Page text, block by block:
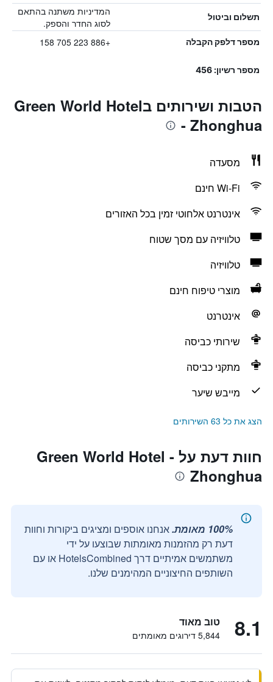
תשלום וביטול
המדיניות משתנה בהתאם
לסוג החדר והספק.
מספר דלפק הקבלה +886 223 705 158
מספר רשיון: 456
הטבות ושירותים בGreen World Hotel
- Zhonghua
מסעדה
Wi-Fi חינם
אינטרנט אלחוטי זמין בכל האזורים
טלוויזיה עם מסך שטוח
טלוויזיה
מוצרי טיפוח חינם
אינטרנט
שירותי כביסה
מתקני כביסה
מייבש שיער
הצג את כל 63 השירותים
חוות דעת על Green World Hotel -
Zhonghua
100% מאומת.
אנחנו אוספים ומציגים ביקורות וחוות
דעת רק מהזמנות מאומתות שבוצעו על ידי
משתמשים אמיתיים דרך HotelsCombined או עם
השותפים החיצוניים המהימנים שלנו.
8.1 טוב מאוד
5,844 דירוגים מאומתים